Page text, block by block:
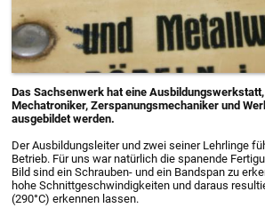
Das Sachsenwerk hat eine
Mechatroniker, Zerspanungsmechaniker und
ausgebildet werden.
Der Ausbildungsleiter und zwei seiner Lehrlinge
Betrieb. Für uns war natürlich die spanende
Bild sind ein Schrauben- und ein Bandspan zu
hohe Schnittgeschwindigkeiten und daraus
(290°C) erkennen lassen.